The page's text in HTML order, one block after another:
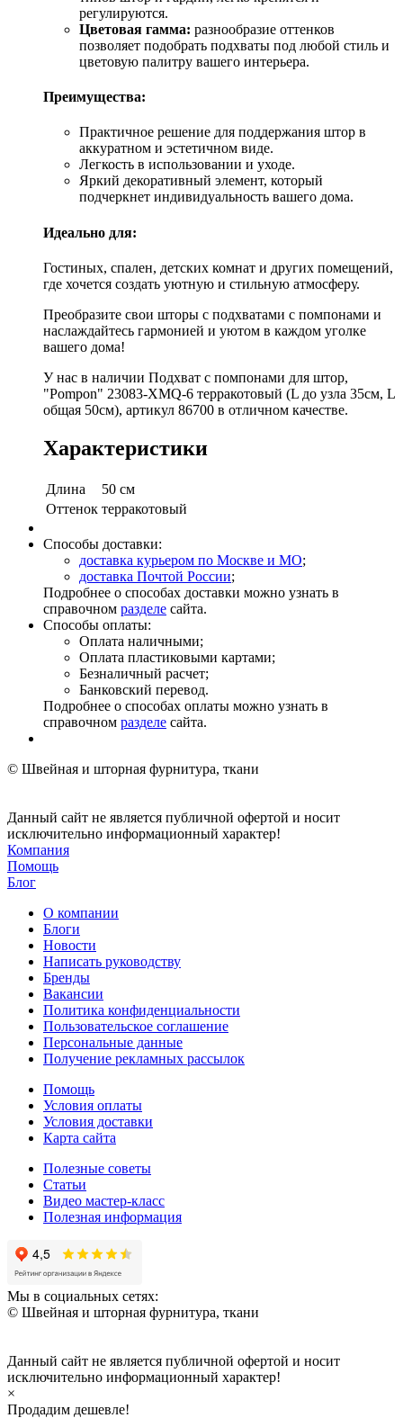
регулируются.
Цветовая гамма: разнообразие оттенков
позволяет подобрать подхваты под любой стиль и
цветовую палитру вашего интерьера.
Преимущества:
Практичное решение для поддержания штор в
аккуратном и эстетичном виде.
Легкость в использовании и уходе.
Яркий декоративный элемент, который
подчеркнет индивидуальность вашего дома.
Идеально для:
Гостиных, спален, детских комнат и других помещений,
где хочется создать уютную и стильную атмосферу.
Преобразите свои шторы с подхватами с помпонами и
наслаждайтесь гармонией и уютом в каждом уголке
вашего дома!
У нас в наличии Подхват с помпонами для штор,
"Pompon" 23083-XMQ-6 терракотовый (L до узла 35см, L
общая 50см), артикул 86700 в отличном качестве.
Характеристики
Длина
50 см
Оттенок терракотовый
Способы доставки:
доставка курьером по Москве и МО;
доставка Почтой России;
Подробнее о способах доставки можно узнать в
справочном разделе сайта.
Способы оплаты:
Оплата наличными;
Оплата пластиковыми картами;
Безналичный расчет;
Банковский перевод.
Подробнее о способах оплаты можно узнать в
справочном разделе сайта.
© Швейная и шторная фурнитура, ткани
Данный сайт не является публичной офертой и носит
исключительно информационный характер!
Компания
Помощь
Блог
О компании
Блоги
Новости
Написать руководству
Бренды
Вакансии
Политика конфиденциальности
Пользовательское соглашение
Персональные данные
Получение рекламных рассылок
Помощь
Условия оплаты
Условия доставки
Карта сайта
Полезные советы
Статьи
Видео мастер-класс
Полезная информация
Мы в социальных сетях:
© Швейная и шторная фурнитура, ткани
Данный сайт не является публичной офертой и носит
исключительно информационный характер!
×
Продадим дешевле!